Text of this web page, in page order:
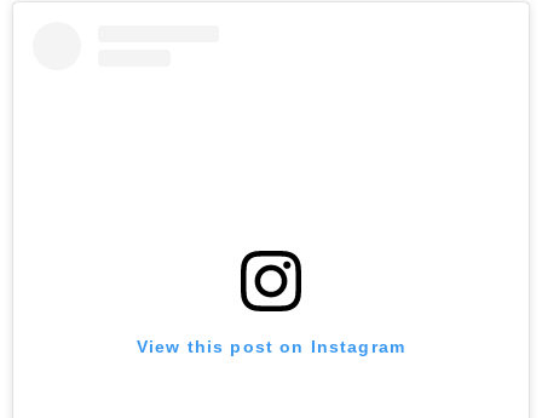
View this post on Instagram